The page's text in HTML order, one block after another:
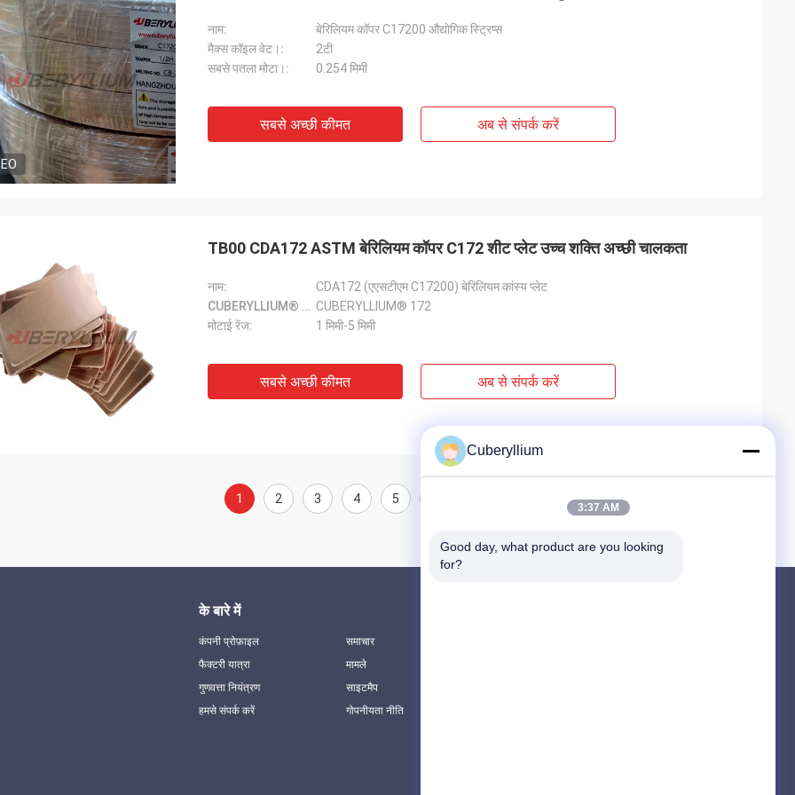
नाम:
बेरिलियम कॉपर C17200 औद्योगिक स्ट्रिप्स
मैक्स कॉइल वेट।:
2टी
सबसे पतला मोटा।:
0.254 मिमी
सबसे अच्छी कीमत अब से संपर्क करें
TB00 CDA172 ASTM बेरिलियम कॉपर C172 शीट प्लेट उच्च शक्ति अच्छी चालकता
नाम:
CDA172 (एएसटीएम C17200) बेरिलियम कांस्य प्लेट
CUBERYLLIUM® ग्रेड: CUBERYLLIUM® 172
मोटाई रेंज:
1 मिमी-5 मिमी
सबसे अच्छी कीमत अब से संपर्क करें
1 2 3 4 5
के बारे में
कंपनी प्रोफ़ाइल
फैक्टरी यात्रा
गुणवत्ता नियंत्रण
हमसे संपर्क करें
समाचार
मामले
साइटमैप
गोपनीयता नीति
Cuberyllium
3:37 AM
Good day, what product are you looking
for?